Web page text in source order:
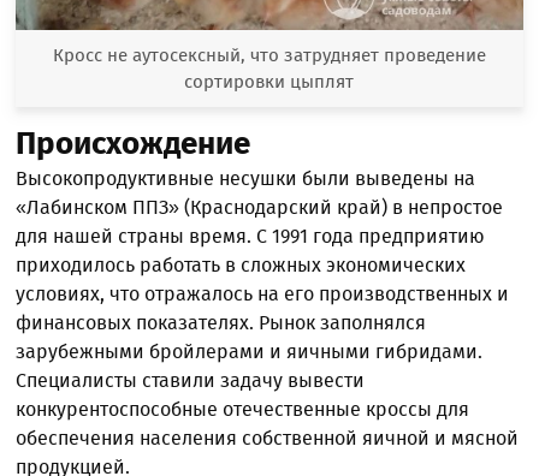
Кросс не аутосексный, что затрудняет проведение
сортировки цыплят
Происхождение
Высокопродуктивные несушки были выведены на
«Лабинском ППЗ» (Краснодарский край) в непростое
для нашей страны время. С 1991 года предприятию
приходилось работать в сложных экономических
условиях, что отражалось на его производственных и
финансовых показателях. Рынок заполнялся
зарубежными бройлерами и яичными гибридами.
Специалисты ставили задачу вывести
конкурентоспособные отечественные кроссы для
обеспечения населения собственной яичной и мясной
продукцией.